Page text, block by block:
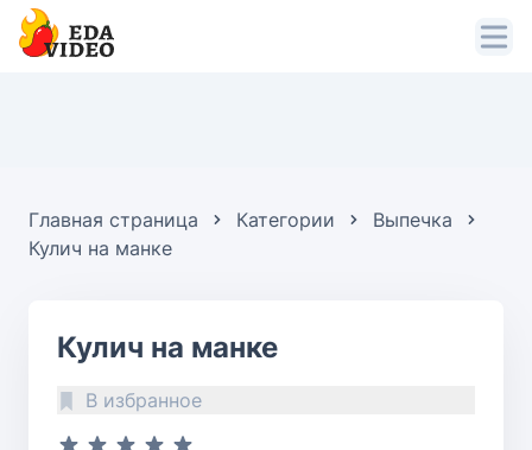
Главная страница Категории
Выпечка
Кулич на манке
Кулич на манке
В избранное